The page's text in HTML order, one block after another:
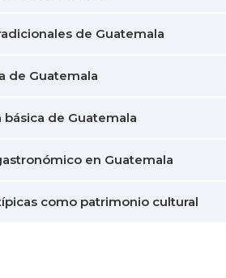
de Guatemala
de Guatemala
básica de Guatemala
en Guatemala
como patrimonio cultural